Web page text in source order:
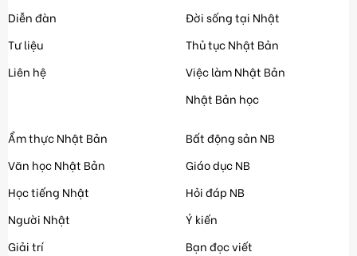
Diễn đàn
Tư liệu
Liên hệ
Đời sống tại Nhật
Thủ tục Nhật Bản
Việc làm Nhật Bản
Nhật Bản học
Ẩm thực Nhật Bản
Văn học Nhật Bản
Học tiếng Nhật
Người Nhật
Giải trí
Bất động sản NB
Giáo dục NB
Hỏi đáp NB
Ý kiến
Bạn đọc viết